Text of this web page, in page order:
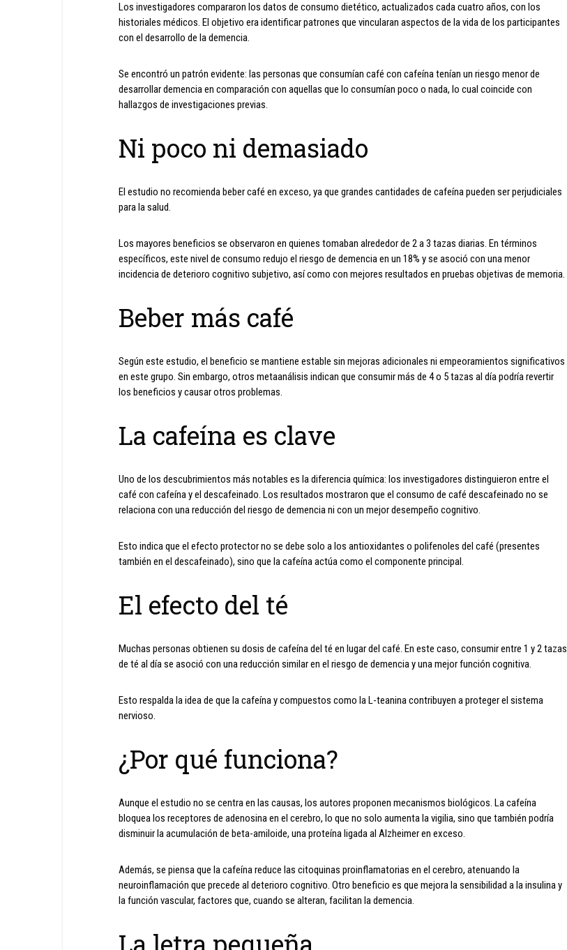
Los investigadores compararon los datos de consumo dietético, actualizados cada cuatro años, con los
historiales médicos. El objetivo era identificar patrones que vincularan aspectos de la vida de los participantes
con el desarrollo de la demencia.
Se encontró un patrón evidente: las personas que consumían café con cafeína tenían un riesgo menor de
desarrollar demencia en comparación con aquellas que lo consumían poco o nada, lo cual coincide con
hallazgos de investigaciones previas.
Ni poco ni demasiado
El estudio no recomienda beber café en exceso, ya que grandes cantidades de cafeína pueden ser perjudiciales
para la salud.
Los mayores beneficios se observaron en quienes tomaban alrededor de 2 a 3 tazas diarias. En términos
específicos, este nivel de consumo redujo el riesgo de demencia en un 18% y se asoció con una menor
incidencia de deterioro cognitivo subjetivo, así como con mejores resultados en pruebas objetivas de memoria.
Beber más café
Según este estudio, el beneficio se mantiene estable sin mejoras adicionales ni empeoramientos significativos
en este grupo. Sin embargo, otros metaanálisis indican que consumir más de 4 o 5 tazas al día podría revertir
los beneficios y causar otros problemas.
La cafeína es clave
Uno de los descubrimientos más notables es la diferencia química: los investigadores distinguieron entre el
café con cafeína y el descafeinado. Los resultados mostraron que el consumo de café descafeinado no se
relaciona con una reducción del riesgo de demencia ni con un mejor desempeño cognitivo.
Esto indica que el efecto protector no se debe solo a los antioxidantes o polifenoles del café (presentes
también en el descafeinado), sino que la cafeína actúa como el componente principal.
El efecto del té
Muchas personas obtienen su dosis de cafeína del té en lugar del café. En este caso, consumir entre 1 y 2 tazas
de té al día se asoció con una reducción similar en el riesgo de demencia y una mejor función cognitiva.
Esto respalda la idea de que la cafeína y compuestos como la L-teanina contribuyen a proteger el sistema
nervioso.
¿Por qué funciona?
Aunque el estudio no se centra en las causas, los autores proponen mecanismos biológicos. La cafeína
bloquea los receptores de adenosina en el cerebro, lo que no solo aumenta la vigilia, sino que también podría
disminuir la acumulación de beta-amiloide, una proteína ligada al Alzheimer en exceso.
Además, se piensa que la cafeína reduce las citoquinas proinflamatorias en el cerebro, atenuando la
neuroinflamación que precede al deterioro cognitivo. Otro beneficio es que mejora la sensibilidad a la insulina y
la función vascular, factores que, cuando se alteran, facilitan la demencia.